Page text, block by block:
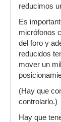
reducimos
Es
micrófonos
del foro y
reducidos
mover un
(Hay que
controlarlo.)
Hay que